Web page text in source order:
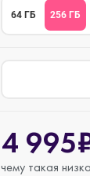
64 ГБ 256 ГБ
такая